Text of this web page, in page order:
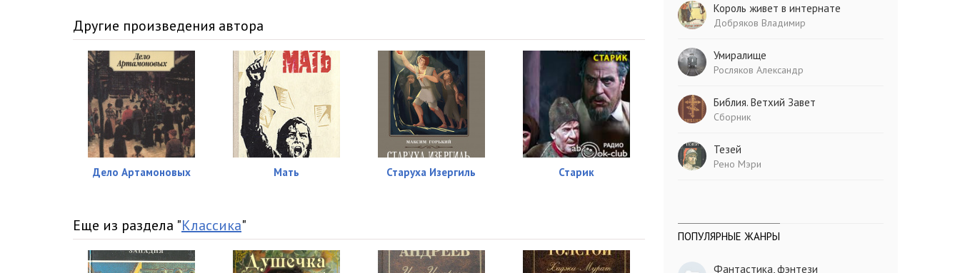
Другие произведения автора
Дело Артамоновых Мать Старуха Изергиль Старик
Еще из раздела "Классика"
Король живет в интернате
Добряков Владимир
Умиралище
Росляков Александр
Библия. Ветхий Завет
Сборник
Тезей
Рено Мэри
ПОПУЛЯРНЫЕ ЖАНРЫ
Фантастика, фэнтези